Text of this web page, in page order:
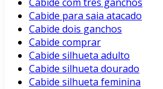
Cabide para saia atacado
Cabide dois ganchos
Cabide comprar
Cabide silhueta adulto
Cabide silhueta dourado
Cabide silhueta feminina